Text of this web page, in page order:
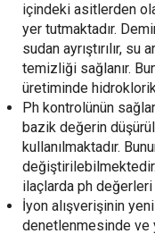
içindeki asitlerden
yer tutmaktadır.
sudan ayrıştırılır,
temizliği sağlanır.
üretiminde
Ph kontrolünün
bazik değerin
kullanılmaktadır.
ilaçlarda ph
İyon alışverişinin
denetlenmesinde